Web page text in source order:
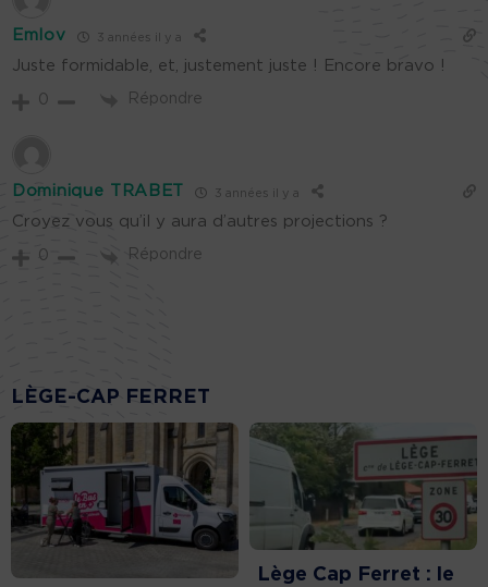
Emlov 3 années il y a
Juste formidable, et, justement juste ! Encore bravo !
0 Répondre
Dominique TRABET 3 années il y a
Croyez vous qu’il y aura d’autres projections ?
0 Répondre
LÈGE-CAP FERRET
Lège Cap Ferret : le